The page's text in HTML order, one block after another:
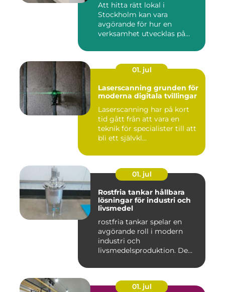
Att hitta rätt lokal i
Stockholm kan vara
avgörande för hur en
verksamhet utvecklas på
01. jul
Laserscanning grunden för
moderna digitala tvillingar
Laserscanning har på kort
tid gått från att vara en
teknik för specialister till att
bli ett självkl...
01. jul
Rostfria tankar hållbara
lösningar för industri och
livsmedel
rostfria tankar spelar en
avgörande roll i modern
industri och
livsmedelsproduktion. De
01. jul